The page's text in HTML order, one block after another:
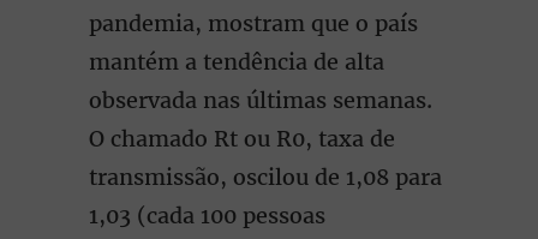
pandemia, mostram que o país
mantém a tendência de alta
observada nas últimas semanas.
O chamado Rt ou R0, taxa de
transmissão, oscilou de 1,08 para
1,03 (cada 100 pessoas